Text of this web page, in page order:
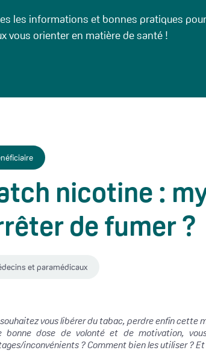
les informations et bonnes pratiques pour
vous orienter en matière de santé !
nicotine :
de fumer ?
et paramédicaux
souhaitez vous libérer du tabac, perdre enfin cette
bonne dose de volonté et de motivation,
inconvénients ? Comment bien les utiliser ?